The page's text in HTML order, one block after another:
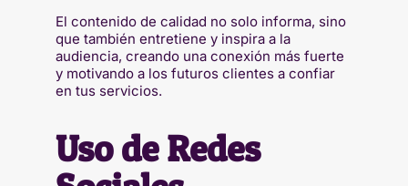
El contenido de calidad no solo informa, sino
que también entretiene y inspira a la
audiencia, creando una conexión más fuerte
y motivando a los futuros clientes a confiar
en tus servicios.
Uso de Redes